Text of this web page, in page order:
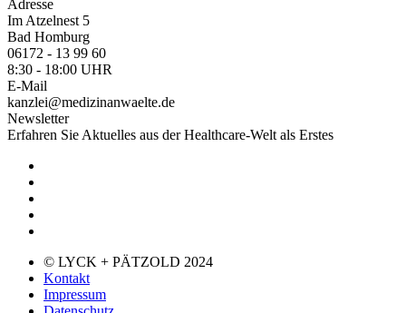
Adresse
Im Atzelnest 5
Bad Homburg
06172 - 13 99 60
8:30 - 18:00 UHR
E-Mail
kanzlei@medizinanwaelte.de
Newsletter
Erfahren Sie Aktuelles aus der Healthcare-Welt als Erstes
© LYCK + PÄTZOLD 2024
Kontakt
Impressum